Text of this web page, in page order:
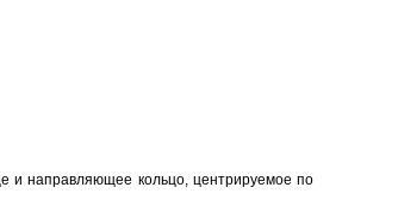
и направляющее кольцо, центрируемое по